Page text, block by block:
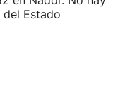
Estado